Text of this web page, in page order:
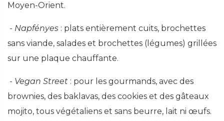
Moyen-Orient.
- Napfényes : plats entièrement cuits, brochettes
sans viande, salades et brochettes (légumes) grillées
sur une plaque chauffante.
- Vegan Street : pour les gourmands, avec des
brownies, des baklavas, des cookies et des gâteaux
mojito, tous végétaliens et sans beurre, lait ni œufs.